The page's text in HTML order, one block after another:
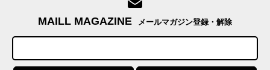
MAILL MAGAZINE メールマガジン登録・解除